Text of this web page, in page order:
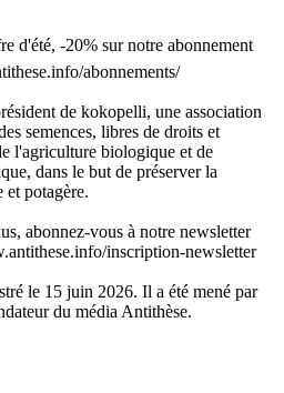
d'été, -20% sur notre abonnement
abonnements/
de kokopelli, une association
semences, libres de droits et
l'agriculture biologique et de
dans le but de préserver la
et potagère.
abonnez-vous à notre newsletter
inscription-newsletter
le 15 juin 2026. Il a été mené par
du média Antithèse.